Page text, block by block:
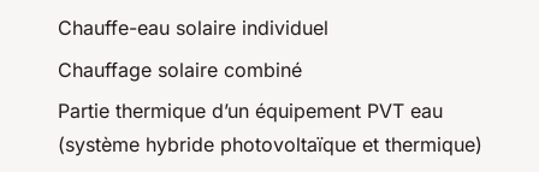
Chauffe-eau solaire individuel
Chauffage solaire combiné
Partie thermique d’un équipement PVT eau
(système hybride photovoltaïque et thermique)